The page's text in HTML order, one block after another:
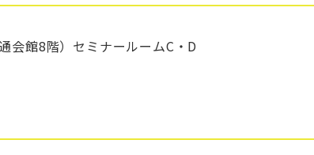
会館8階）セミナールームC・D